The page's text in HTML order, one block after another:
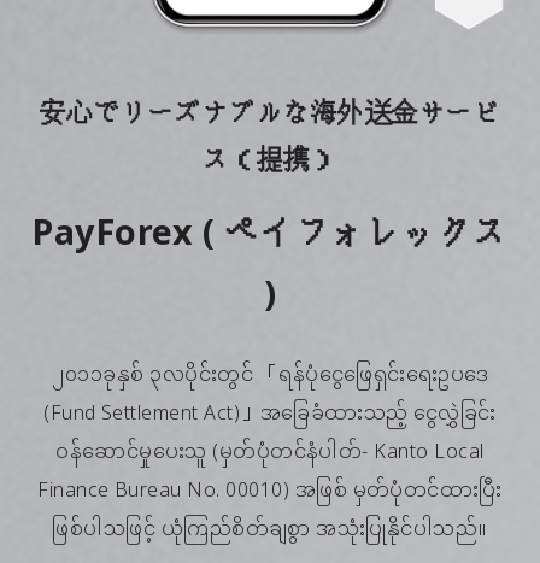
安心でリーズナブルな海外送金サービ
ス（提携）
PayForex ( ペイフォレックス
)
၂၀၁၁ခုနှစ် ၃လပိုင်းတွင် 「ရန်ပုံငွေဖြေရှင်းရေးဥပဒေ
(Fund Settlement Act)」အခြေခံထားသည့် ငွေလွှဲခြင်း
ဝန်ဆောင်မှုပေးသူ (မှတ်ပုံတင်နံပါတ်- Kanto Local
Finance Bureau No. 00010) အဖြစ် မှတ်ပုံတင်ထားပြီး
ဖြစ်ပါသဖြင့် ယုံကြည်စိတ်ချစွာ အသုံးပြုနိုင်ပါသည်။